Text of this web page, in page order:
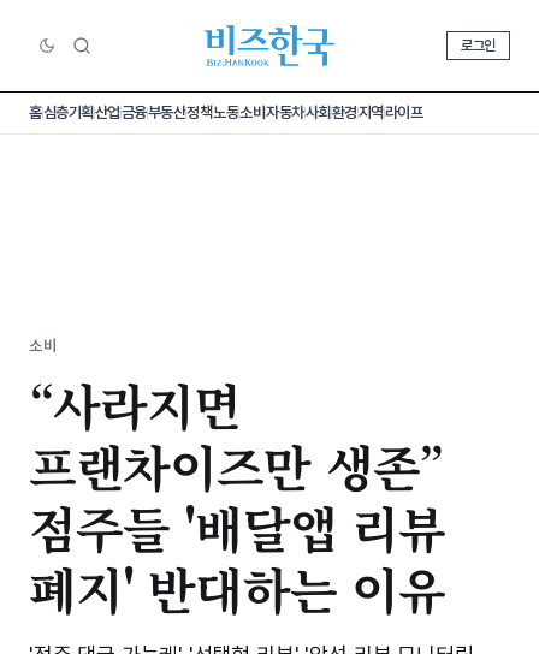
로그인
홈심층기획산업금융부동산정책노동소비 자동차사회환경지역라이프
소비
“사라지면
프랜차이즈만 생존”
점주들 '배달앱 리뷰
폐지' 반대하는 이유